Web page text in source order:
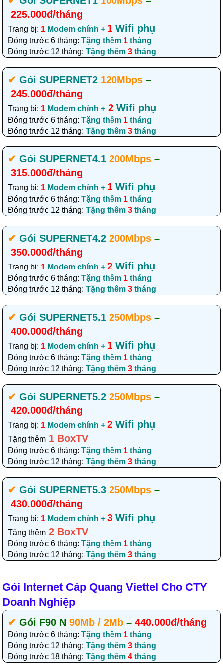
225.000đ/tháng
Trang bị: 1 Modem chính + 1 Wifi phụ
Đóng trước 6 tháng: Tặng thêm 1 tháng
Đóng trước 12 tháng: Tặng thêm 3 tháng
✔‎ Gói SUPERNET2 120Mbps –
245.000đ/tháng
Trang bị: 1 Modem chính + 2 Wifi phụ
Đóng trước 6 tháng: Tặng thêm 1 tháng
Đóng trước 12 tháng: Tặng thêm 3 tháng
✔‎ Gói SUPERNET4.1 200Mbps –
315.000đ/tháng
Trang bị: 1 Modem chính + 1 Wifi phụ
Đóng trước 6 tháng: Tặng thêm 1 tháng
Đóng trước 12 tháng: Tặng thêm 3 tháng
✔‎ Gói SUPERNET4.2 200Mbps –
350.000đ/tháng
Trang bị: 1 Modem chính + 2 Wifi phụ
Đóng trước 6 tháng: Tặng thêm 1 tháng
Đóng trước 12 tháng: Tặng thêm 3 tháng
✔‎ Gói SUPERNET5.1 250Mbps –
400.000đ/tháng
Trang bị: 1 Modem chính + 1 Wifi phụ
Đóng trước 6 tháng: Tặng thêm 1 tháng
Đóng trước 12 tháng: Tặng thêm 3 tháng
✔‎ Gói SUPERNET5.2 250Mbps –
420.000đ/tháng
Trang bị: 1 Modem chính + 2 Wifi phụ
Tặng thêm 1 BoxTV
Đóng trước 6 tháng: Tặng thêm 1 tháng
Đóng trước 12 tháng: Tặng thêm 3 tháng
✔‎ Gói SUPERNET5.3 250Mbps –
430.000đ/tháng
Trang bị: 1 Modem chính + 3 Wifi phụ
Tặng thêm 2 BoxTV
Đóng trước 6 tháng: Tặng thêm 1 tháng
Đóng trước 12 tháng: Tặng thêm 3 tháng
Gói Internet Cáp Quang Viettel Cho CTY
Doanh Nghiệp
✔‎ Gói F90 N 90Mb / 2Mb – 440.000đ/tháng
Đóng trước 6 tháng: Tặng thêm 1 tháng
Đóng trước 12 tháng: Tặng thêm 3 tháng
Đóng trước 18 tháng: Tặng thêm 4 tháng